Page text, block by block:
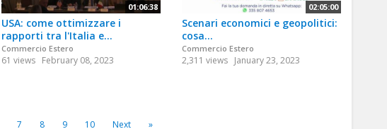
01:06:38
USA: come ottimizzare i
rapporti tra l'Italia e...
Commercio Estero
61 views February 08, 2023
02:05:00
Scenari economici e geopolitici:
cosa...
Commercio Estero
2,311 views January 23, 2023
7 8 9 10 Next »